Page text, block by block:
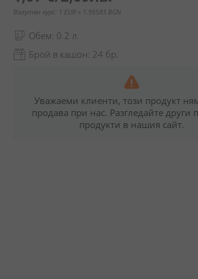
Валутен курс: 1 EUR = 1.95583 BGN
Обем: 0.2 л.
Брой в кашон: 24 бр.
Уважаеми клиенти, този продукт
продава при нас. Разгледайте други
продукти в нашия сайт.